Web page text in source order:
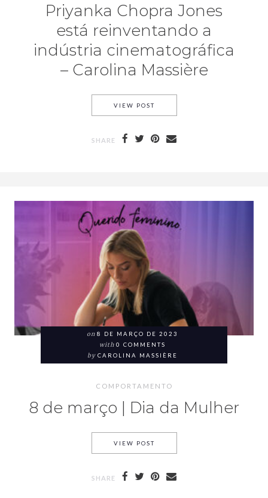
Priyanka Chopra Jones
está reinventando a
indústria cinematográfica
– Carolina Massière
VIEW POST
SHARE
on 8 DE MARÇO DE 2023
with 0 COMMENTS
by CAROLINA MASSIÈRE
COMPORTAMENTO
8 de março | Dia da Mulher
VIEW POST
SHARE